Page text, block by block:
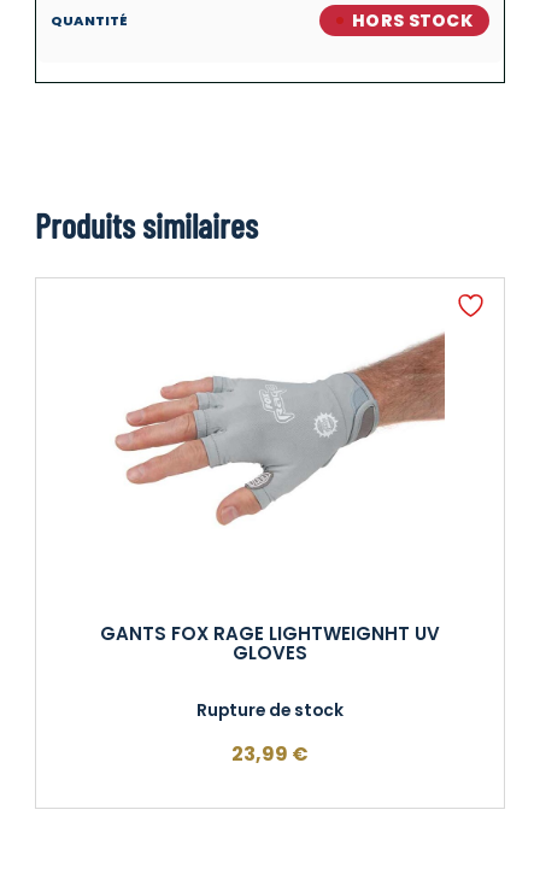
HORS STOCK
Produits similaires
GANTS FOX RAGE LIGHTWEIGNHT UV
GLOVES
Rupture de stock
23,99 €